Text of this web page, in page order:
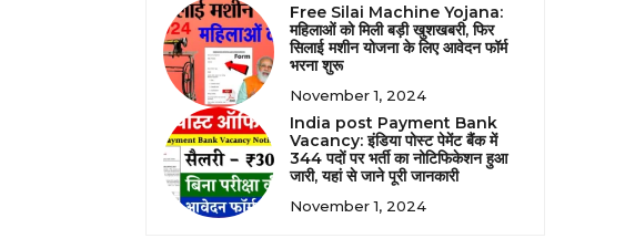
Free Silai Machine Yojana:
महिलाओं को मिली बड़ी खुशखबरी, फिर
सिलाई मशीन योजना के लिए आवेदन फॉर्म
भरना शुरू
November 1, 2024
India post Payment Bank
Vacancy: इंडिया पोस्ट पेमेंट बैंक में
344 पदों पर भर्ती का नोटिफिकेशन हुआ
जारी, यहां से जाने पूरी जानकारी
November 1, 2024